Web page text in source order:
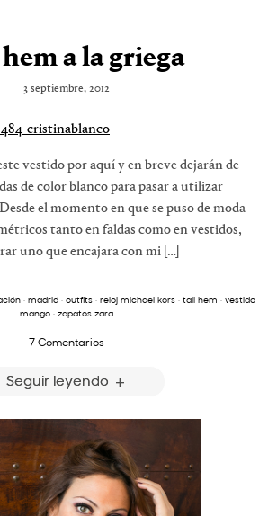
a la griega
3 septiembre, 2012
vestido por aquí y en breve dejarán de
de color blanco para pasar a utilizar
el momento en que se puso de moda
tanto en faldas como en vestidos,
uno que encajara con mi […]
· madrid · outfits · reloj michael kors · tail hem · vestido
mango · zapatos zara
7 Comentarios
Seguir leyendo